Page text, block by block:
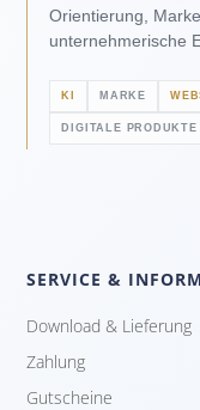
Orientierung,
unternehmerische
KI MARKE
DIGITALE PRODUKTE
SERVICE &
Download & Lieferung
Zahlung
Gutscheine